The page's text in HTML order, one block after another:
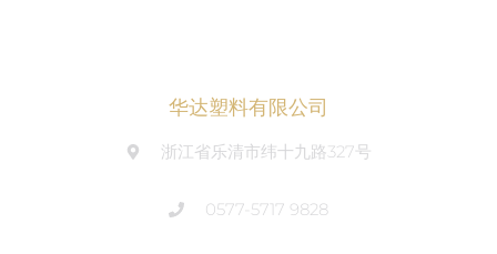
华达塑料有限公司
浙江省乐清市纬十九路327号
0577-5717 9828